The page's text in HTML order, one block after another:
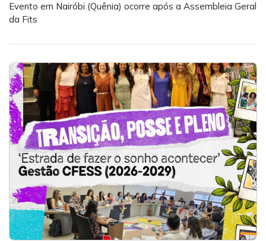
Evento em Nairóbi (Quênia) ocorre após a Assembleia Geral
da Fits